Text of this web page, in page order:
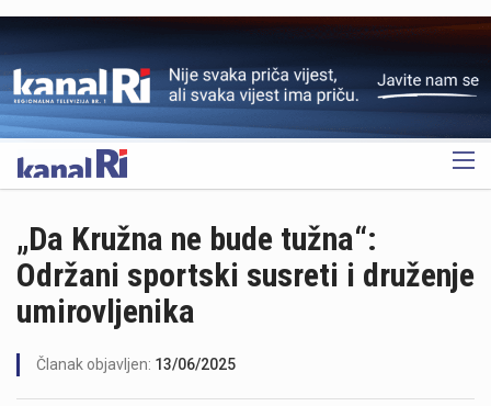
OGLAS
„Da Kružna ne bude tužna“:
Održani sportski susreti i druženje
umirovljenika
Članak objavljen: 13/06/2025